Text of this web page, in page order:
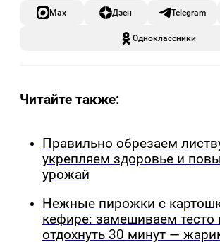
Max Дзен Telegram
Одноклассники
Читайте также:
Правильно обрезаем
укрепляем здоровье и
урожай
Нежные пирожки с
кефире: замешиваем тесто
отдохнуть 30 минут —